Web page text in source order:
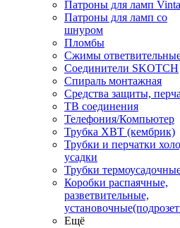
Патроны для ламп
Патроны для ламп со
шнуром
Пломбы
Сжимы
Соединители SKOTCH
Спираль монтажная
Средства защиты,
ТВ соединения
Телефония/Компьютер
Трубка ХВТ (кембрик)
Трубки и перчатки
усадки
Трубки
Коробки распаячные,
разветвительные,
Ещё